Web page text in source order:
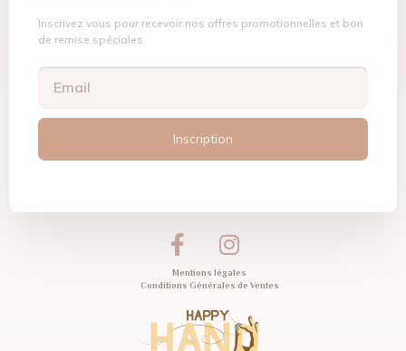
Inscrivez vous pour recevoir nos offres promotionnelles et bon
de remise spéciales
Inscription
Mentions légales
Conditions Générales de Ventes